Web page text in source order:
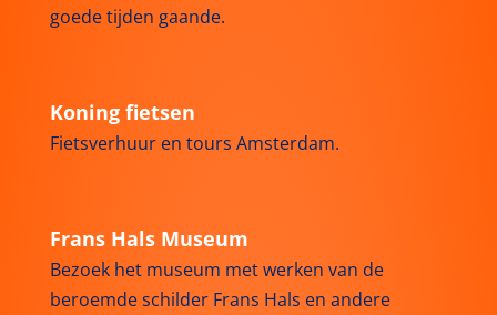
goede tijden gaande.
Koning fietsen
Fietsverhuur en tours Amsterdam.
Frans Hals Museum
Bezoek het museum met werken van de
beroemde schilder Frans Hals en andere